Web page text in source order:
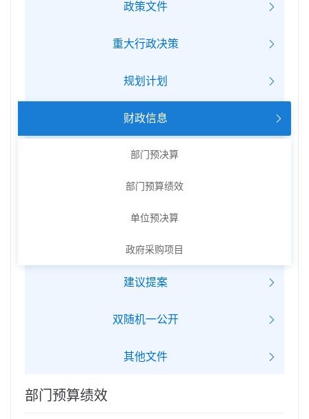
政策文件
重大行政决策
规划计划
财政信息
部门预决算
部门预算绩效
单位预决算
政府采购项目
建议提案
双随机一公开
其他文件
部门预算绩效